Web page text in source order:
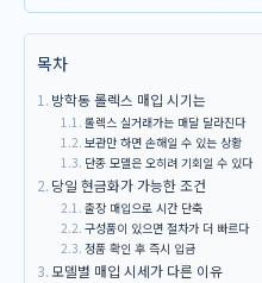
목차
방학동 롤렉스 매입 시기는
롤렉스 실거래가는 매달 달라진다
보관만 하면 손해일 수 있는 상황
단종 모델은 오히려 기회일 수 있다
당일 현금화가 가능한 조건
출장 매입으로 시간 단축
구성품이 있으면 절차가 더 빠르다
정품 확인 후 즉시 입금
모델별 매입 시세가 다른 이유